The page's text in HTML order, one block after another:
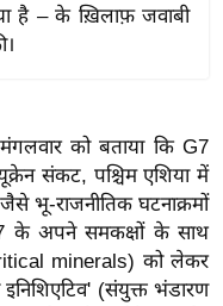
है – के ख़िलाफ़ जवाबी
मंगलवार को बताया कि G7
संकट, पश्चिम एशिया में
भू-राजनीतिक घटनाक्रमों
के अपने समकक्षों के साथ
minerals) को लेकर
(संयुक्त भंडारण